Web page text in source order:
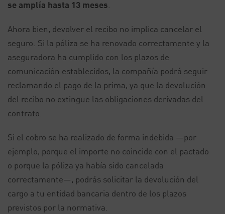
se amplía hasta 13 meses
Ahora bien, devolver el recibo no implica cancelar el
seguro. Si la póliza se ha renovado correctamente y la
aseguradora ha cumplido con los plazos de
comunicación establecidos, la compañía podrá seguir
reclamando el pago de la prima, ya que la devolución
del recibo no extingue las obligaciones derivadas del
contrato.
Si el cobro se ha realizado de forma indebida —por
ejemplo, porque el importe no coincide con el pactado
o porque la póliza ya había sido cancelada
correctamente—, podrás solicitar la devolución del
cargo a tu entidad bancaria dentro de los plazos
previstos por la normativa.